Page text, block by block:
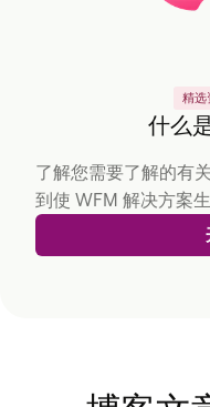
精选
什么
了解您需要了解的有
到使 WFM 解决方案